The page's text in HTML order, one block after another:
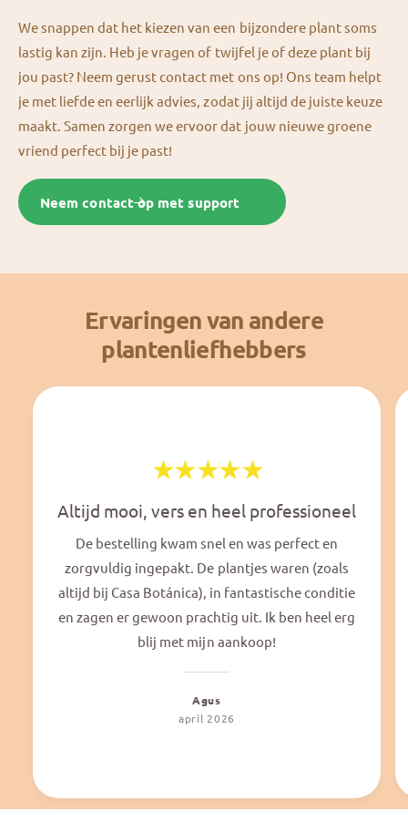
We snappen dat het kiezen van een bijzondere plant soms
lastig kan zijn. Heb je vragen of twijfel je of deze plant bij
jou past? Neem gerust contact met ons op! Ons team helpt
je met liefde en eerlijk advies, zodat jij altijd de juiste keuze
maakt. Samen zorgen we ervoor dat jouw nieuwe groene
vriend perfect bij je past!
Neem contact op met support
Ervaringen van andere
plantenliefhebbers
Altijd mooi, vers en heel professioneel
De bestelling kwam snel en was perfect en
zorgvuldig ingepakt. De plantjes waren (zoals
altijd bij Casa Botánica), in fantastische conditie
en zagen er gewoon prachtig uit. Ik ben heel erg
blij met mijn aankoop!
Agus
april 2026